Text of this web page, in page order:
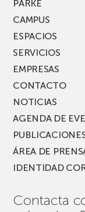
PARKE
CAMPUS
ESPACIOS
SERVICIOS
EMPRESAS
CONTACTO
NOTICIAS
AGENDA DE
ÁREA DE
IDENTIDAD
Contacta